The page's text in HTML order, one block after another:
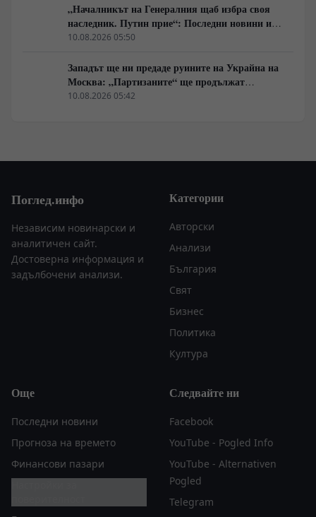
„Началникът на Генералния щаб избра своя
наследник. Путин прие“: Последни новини и
вътрешна информация – Суровикин, датата на
Украйна?“
10.08.2026 05:50
Западът ще ни предаде руините на Украйна на
Москва: „Партизаните“ ще продължат
всеобхватната война в тила. Суровикин ще спаси
10.08.2026 05:42
Поглед.инфо
Независим новинарски и
аналитичен сайт.
Достоверна информация и
задълбочени анализи.
Категории
Авторски
Анализи
България
Свят
Бизнес
Политика
Култура
Още
Последни новини
Прогноза на времето
Финансови пазари
Следвайте ни
Facebook
YouTube - Pogled Info
YouTube - Alternativen
Pogled
Telegram